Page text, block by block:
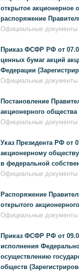
открытое акционерное
распоряжение
Официальные документы
Приказ ФСФР РФ от
ценных бумаг акций
Федерации
Официальные документы
Постановление
акционерного
Официальные документы
Указ Президента РФ от
акционерному
в федеральной
Официальные документы
Распоряжение
открытого
Официальные документы
Приказ ФСФР РФ от
исполнения
осуществлению
обществ